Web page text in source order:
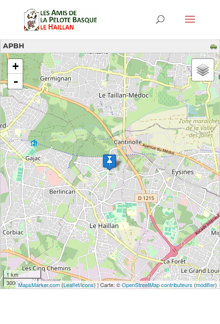
APBH
chargement de la carte - veuillez patienter...
+
-
1 km
3000 ftMapsMarker.com(Leaflet/icons) | Carte: ©OpenStreetMap contributeurs (modifier)